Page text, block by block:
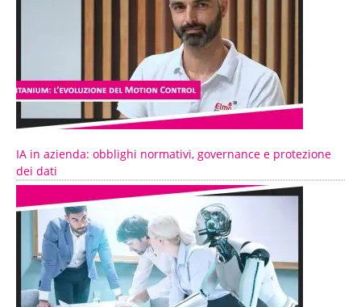
IA in azienda: obblighi normativi, governance e protezione
dei dati